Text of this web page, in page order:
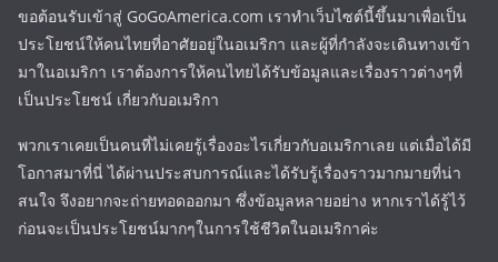
ขอต้อนรับเข้าสู่ GoGoAmerica.com เราทำเว็บไซต์นี้ขึ้นมาเพื่อเป็น
ประโยชน์ให้คนไทยที่อาศัยอยู่ในอเมริกา และผู้ที่กำลังจะเดินทางเข้า
มาในอเมริกา เราต้องการให้คนไทยได้รับข้อมูลและเรื่องราวต่างๆที่
เป็นประโยชน์ เกี่ยวกับอเมริกา
พวกเราเคยเป็นคนที่ไม่เคยรู้เรื่องอะไรเกี่ยวกับอเมริกาเลย แต่เมื่อได้มี
โอกาสมาที่นี่ ได้ผ่านประสบการณ์และได้รับรู้เรื่องราวมากมายที่น่า
สนใจ จึงอยากจะถ่ายทอดออกมา ซึ่งข้อมูลหลายอย่าง หากเราได้รู้ไว้
ก่อนจะเป็นประโยชน์มากๆในการใช้ชีวิตในอเมริกาค่ะ